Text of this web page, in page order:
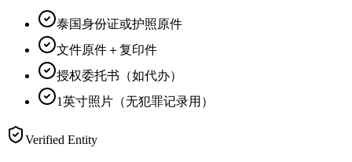
泰国身份证或护照原件
文件原件＋复印件
授权委托书（如代办）
1英寸照片（无犯罪记录用）
Verified Entity